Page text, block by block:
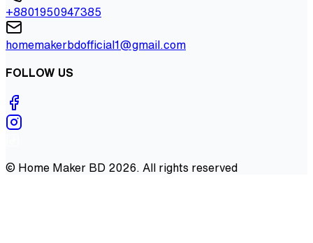
+8801950947385
homemakerbdofficial1@gmail.com
FOLLOW US
© Home Maker BD 2026. All rights reserved